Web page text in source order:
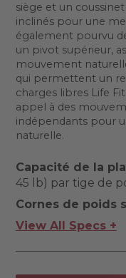
siège et un
inclinés pour une
également pourvu
un pivot supérieur,
mouvement
qui permettent un
charges libres Life
appel à des
indépendants pour
naturelle.
Capacité de la
45 lb) par tige de
Cornes de poids
View All Specs +